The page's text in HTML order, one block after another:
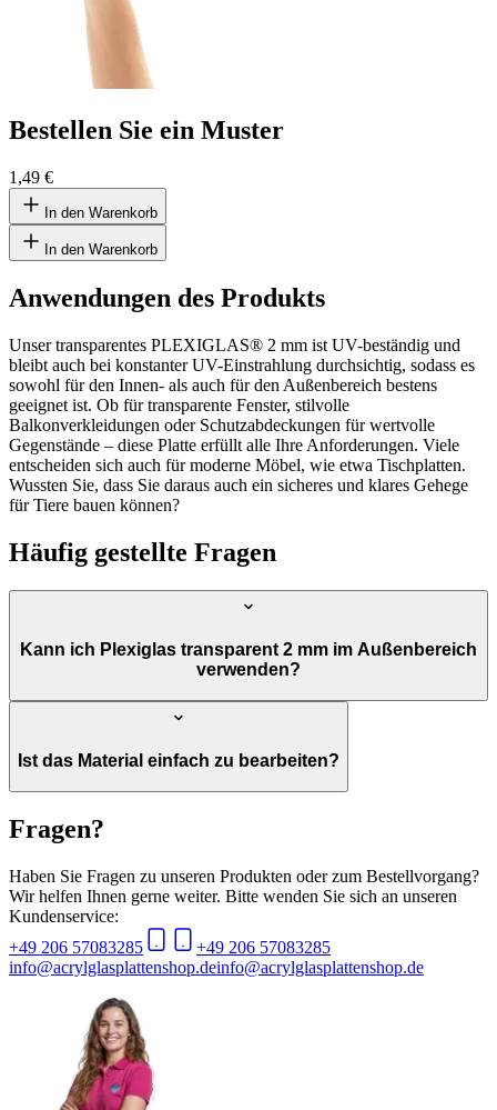
Bestellen Sie ein Muster
1,49 €
In den Warenkorb
In den Warenkorb
Anwendungen des Produkts
Unser transparentes PLEXIGLAS® 2 mm ist UV-beständig und
bleibt auch bei konstanter UV-Einstrahlung durchsichtig, sodass es
sowohl für den Innen- als auch für den Außenbereich bestens
geeignet ist. Ob für transparente Fenster, stilvolle
Balkonverkleidungen oder Schutzabdeckungen für wertvolle
Gegenstände – diese Platte erfüllt alle Ihre Anforderungen. Viele
entscheiden sich auch für moderne Möbel, wie etwa Tischplatten.
Wussten Sie, dass Sie daraus auch ein sicheres und klares Gehege
für Tiere bauen können?
Häufig gestellte Fragen
Kann ich Plexiglas transparent 2 mm im Außenbereich
verwenden?
Ist das Material einfach zu bearbeiten?
Fragen?
Haben Sie Fragen zu unseren Produkten oder zum Bestellvorgang?
Wir helfen Ihnen gerne weiter. Bitte wenden Sie sich an unseren
Kundenservice:
+49 206 57083285
+49 206 57083285
info@acrylglasplattenshop.deinfo@acrylglasplattenshop.de